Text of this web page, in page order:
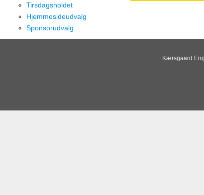
Tirsdagsholdet
Hjemmesideudvalg
Sponsorudvalg
Kærsgaard